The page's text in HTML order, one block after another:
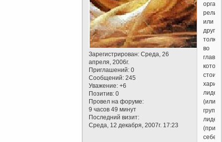
Зарегистрирован: Среда, 26
апреля, 2006г.
Приглашений: 0
Сообщений: 245
Уважение: +6
Позитив: 0
Провел на форуме:
9 часов 49 минут
Последний визит:
Среда, 12 декабря, 2007г. 17:23
или
толка,
во
главе
стоит
лидер
(или
группа
себе